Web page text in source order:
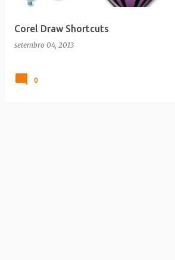
Corel Draw Shortcuts
setembro 04, 2013
0